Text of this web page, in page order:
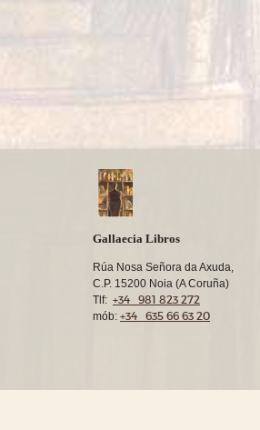
Gallaecia Libros
Rúa Nosa Señora da Axuda,
C.P. 15200 Noia (A Coruña)
Tlf: +34 981 823 272
mób: +34 635 66 63 20